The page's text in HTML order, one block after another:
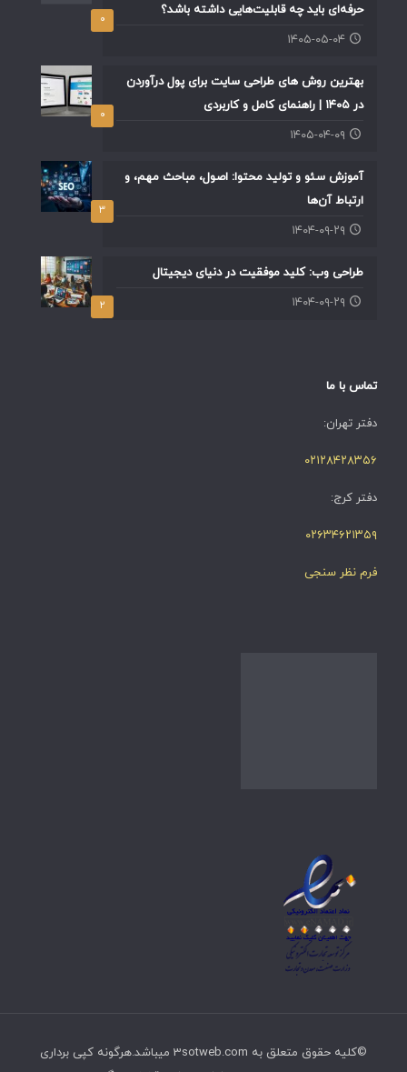
۰
حرفه‌ای باید چه قابلیت‌هایی داشته باشد؟
۱۴۰۵-۰۵-۰۴
۰
بهترین روش های طراحی سایت برای پول درآوردن
در ۱۴۰۵ | راهنمای کامل و کاربردی
۱۴۰۵-۰۴-۰۹
۳
آموزش سئو و تولید محتوا: اصول، مباحث مهم، و
ارتباط آن‌ها
۱۴۰۴-۰۹-۲۹
۲
طراحی وب: کلید موفقیت در دنیای دیجیتال
۱۴۰۴-۰۹-۲۹
تماس با ما
دفتر تهران:
۰۲۱۲۸۴۲۸۳۵۶
دفتر کرج:
۰۲۶۳۴۶۲۱۳۵۹
فرم نظر سنجی
©کلیه حقوق متعلق به 3sotweb.com میباشد.هرگونه کپی برداری